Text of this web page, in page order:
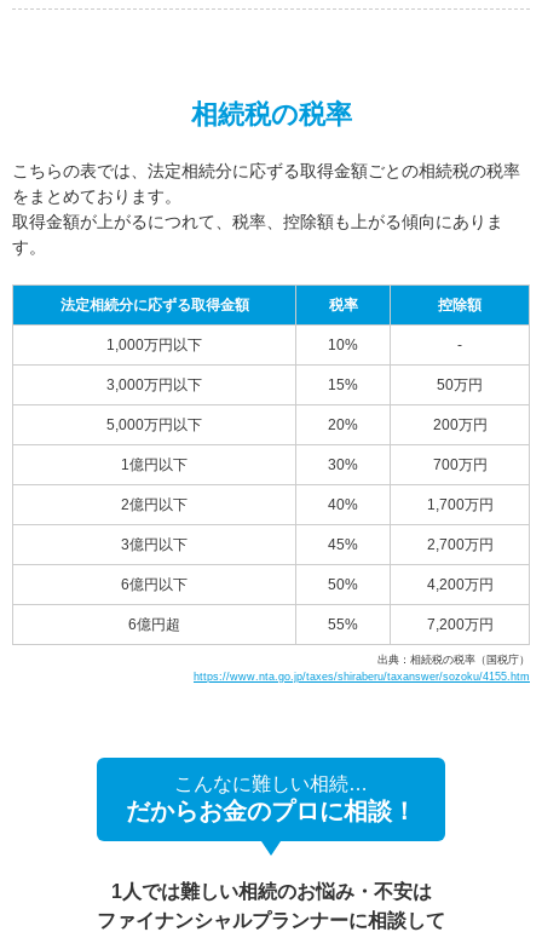
相続税の税率
こちらの表では、法定相続分に応ずる取得金額ごとの相続税の税率
をまとめております。
取得金額が上がるにつれて、税率、控除額も上がる傾向にありま
す。
法定相続分に応ずる取得金額 税率 控除額
1,000万円以下 10% -
3,000万円以下 15% 50万円
5,000万円以下 20% 200万円
1億円以下 30% 700万円
2億円以下 40% 1,700万円
3億円以下 45% 2,700万円
6億円以下 50% 4,200万円
6億円超 55% 7,200万円
出典：相続税の税率（国税庁）
https://www.nta.go.jp/taxes/shiraberu/taxanswer/sozoku/4155.htm
こんなに難しい相続…
だからお金のプロに相談！
1人では難しい相続のお悩み・不安は
ファイナンシャルプランナーに相談して